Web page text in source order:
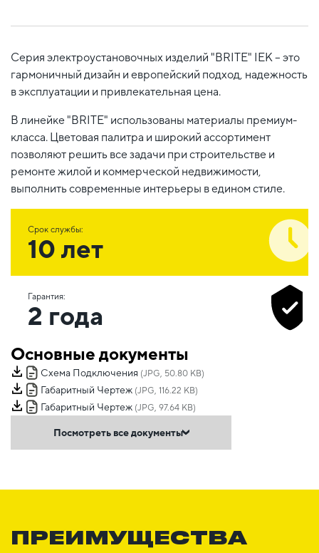
Серия электроустановочных изделий "BRITE" IEK – это
гармоничный дизайн и европейский подход, надежность
в эксплуатации и привлекательная цена.
В линейке "BRITE" использованы материалы премиум-
класса. Цветовая палитра и широкий ассортимент
позволяют решить все задачи при строительстве и
ремонте жилой и коммерческой недвижимости,
выполнить современные интерьеры в едином стиле.
Срок службы:
10 лет
Гарантия:
2 года
Основные документы
Схема Подключения (JPG, 50.80 KB)
Габаритный Чертеж (JPG, 116.22 KB)
Габаритный Чертеж (JPG, 97.64 KB)
Посмотреть все документы
ПРЕИМУЩЕСТВА